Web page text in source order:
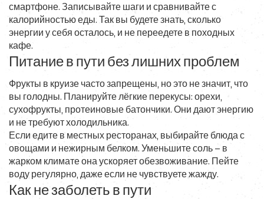
смартфоне. Записывайте шаги и сравнивайте с
калорийностью еды. Так вы будете знать, сколько
энергии у себя осталось, и не переедете в походных
кафе.
Питание в пути без лишних проблем
Фрукты в круизе часто запрещены, но это не значит, что
вы голодны. Планируйте лёгкие перекусы: орехи,
сухофрукты, протеиновые батончики. Они дают энергию
и не требуют холодильника.
Если едите в местных ресторанах, выбирайте блюда с
овощами и нежирным белком. Уменьшите соль – в
жарком климате она ускоряет обезвоживание. Пейте
воду регулярно, даже если не чувствуете жажду.
Как не заболеть в пути